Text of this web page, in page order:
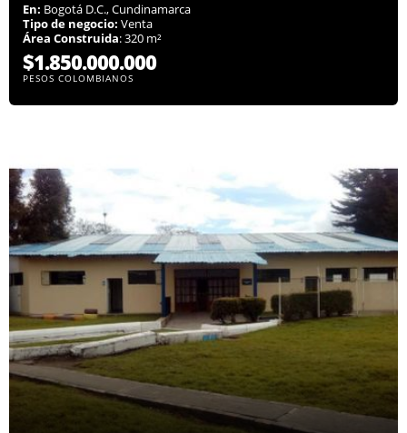
En: Bogotá D.C., Cundinamarca
Tipo de negocio: Venta
Área Construida: 320 m²
$1.850.000.000
PESOS COLOMBIANOS